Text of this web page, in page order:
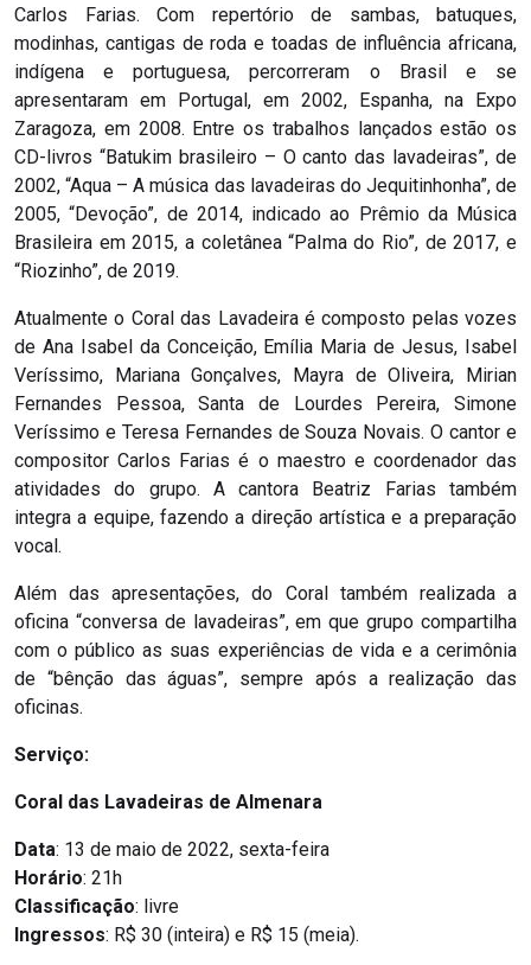
Carlos Farias. Com repertório de sambas, batuques,
modinhas, cantigas de roda e toadas de influência africana,
indígena e portuguesa, percorreram o Brasil e se
apresentaram em Portugal, em 2002, Espanha, na Expo
Zaragoza, em 2008. Entre os trabalhos lançados estão os
CD-livros “Batukim brasileiro – O canto das lavadeiras”, de
2002, “Aqua – A música das lavadeiras do Jequitinhonha”, de
2005, “Devoção”, de 2014, indicado ao Prêmio da Música
Brasileira em 2015, a coletânea “Palma do Rio”, de 2017, e
“Riozinho”, de 2019.
Atualmente o Coral das Lavadeira é composto pelas vozes
de Ana Isabel da Conceição, Emília Maria de Jesus, Isabel
Veríssimo, Mariana Gonçalves, Mayra de Oliveira, Mirian
Fernandes Pessoa, Santa de Lourdes Pereira, Simone
Veríssimo e Teresa Fernandes de Souza Novais. O cantor e
compositor Carlos Farias é o maestro e coordenador das
atividades do grupo. A cantora Beatriz Farias também
integra a equipe, fazendo a direção artística e a preparação
vocal.
Além das apresentações, do Coral também realizada a
oficina “conversa de lavadeiras”, em que grupo compartilha
com o público as suas experiências de vida e a cerimônia
de “bênção das águas”, sempre após a realização das
oficinas.
Serviço:
Coral das Lavadeiras de Almenara
Data: 13 de maio de 2022, sexta-feira
Horário: 21h
Classificação: livre
Ingressos: R$ 30 (inteira) e R$ 15 (meia).